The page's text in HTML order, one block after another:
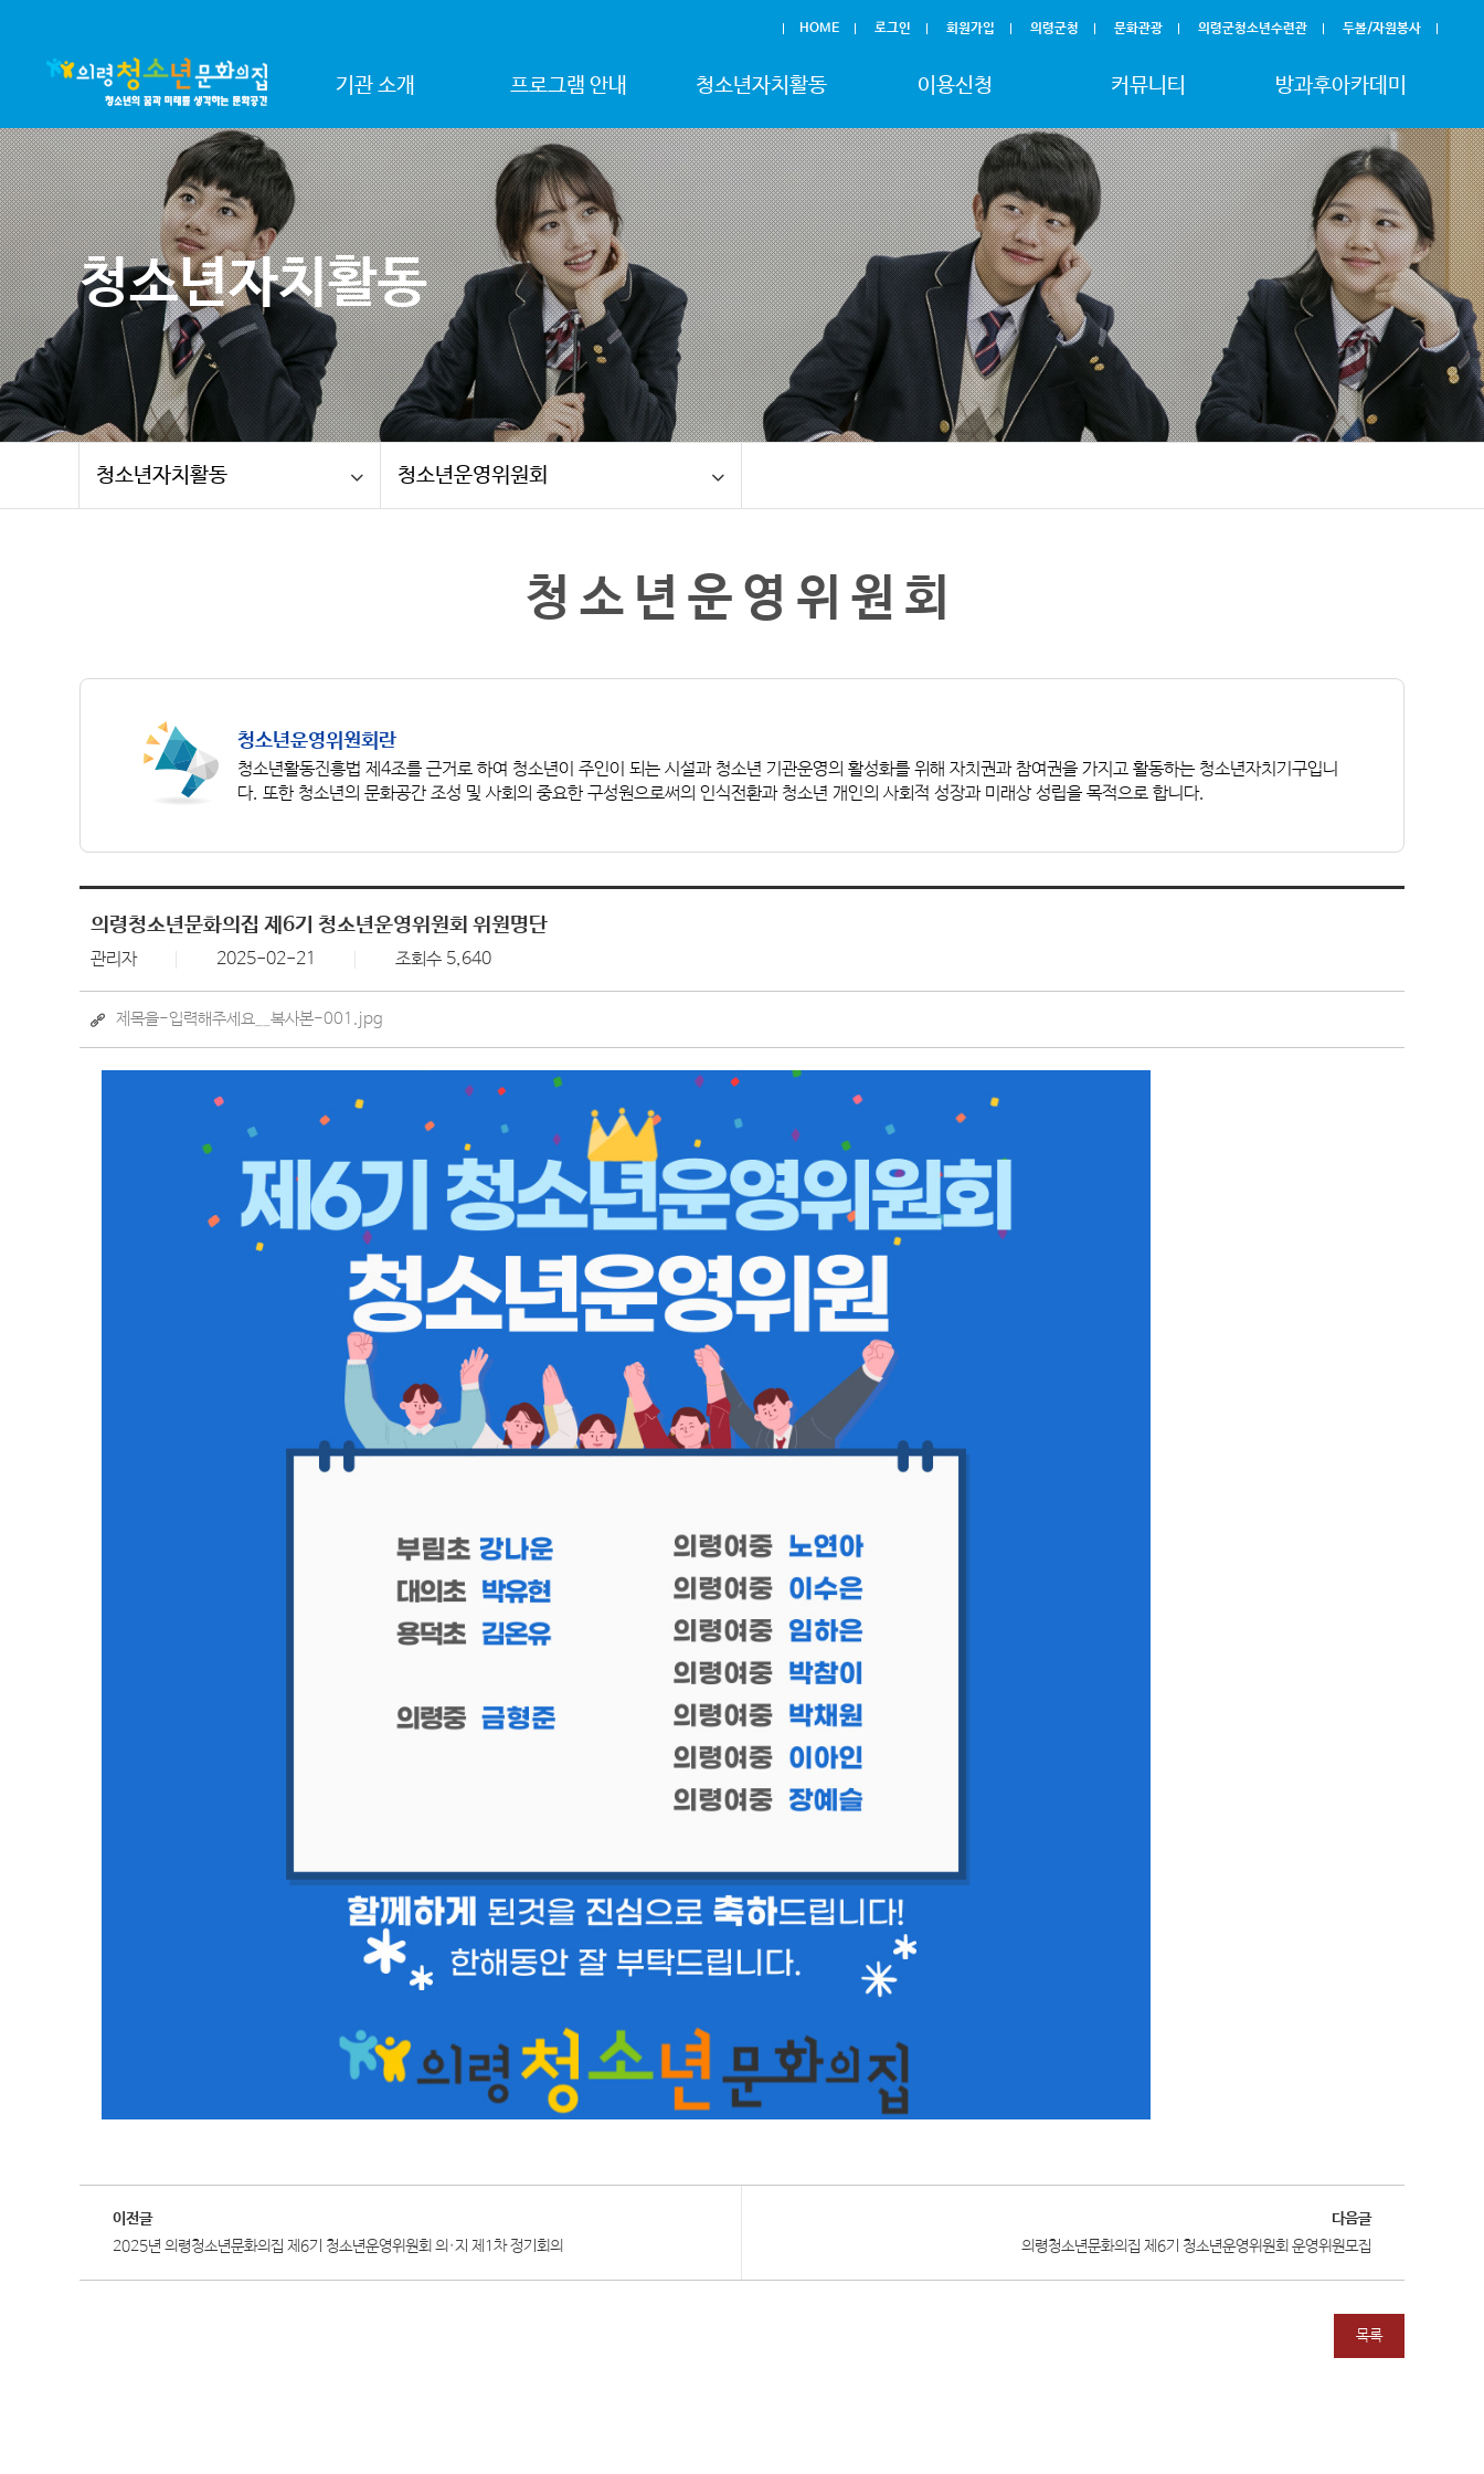
HOME 로그인 회원가입 의령군청 문화관광 의령군청소년수련관 두볼/자원봉사
기관 소개 프로그램 안내 청소년자치활동 이용신청 커뮤니티 방과후아카데미
청소년자치활동
청소년자치활동 청소년운영위원회
청소년운영위원회
청소년운영위원회란
청소년활동진흥법 제4조를 근거로 하여 청소년이 주인이 되는 시설과 청소년 기관운영의 활성화를 위해 자치권과 참여권을 가지고 활동하는 청소년자치기구입니
다. 또한 청소년의 문화공간 조성 및 사회의 중요한 구성원으로써의 인식전환과 청소년 개인의 사회적 성장과 미래상 성립을 목적으로 합니다.
의령청소년문화의집 제6기 청소년운영위원회 위원명단
관리자 2025-02-21 조회수 5,640
제목을-입력해주세요__복사본-001.jpg
이전글
2025년 의령청소년문화의집 제6기 청소년운영위원회 의·지 제1차 정기회의
다음글
의령청소년문화의집 제6기 청소년운영위원회 운영위원모집
목록